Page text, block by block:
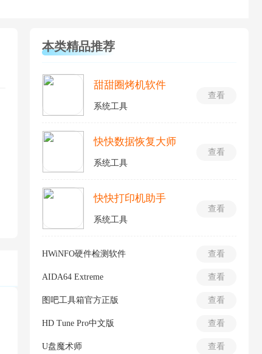
本类精品推荐
查看
甜甜圈烤机软件
系统工具
查看
快快数据恢复大师
系统工具
查看
快快打印机助手
系统工具
查看
HWiNFO硬件检测软件
查看
AIDA64 Extreme
查看
图吧工具箱官方正版
查看
HD Tune Pro中文版
查看
U盘魔术师